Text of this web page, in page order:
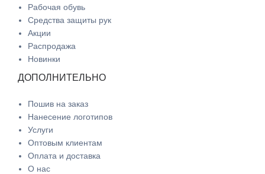
Рабочая обувь
Средства защиты рук
Акции
Распродажа
Новинки
ДОПОЛНИТЕЛЬНО
Пошив на заказ
Нанесение логотипов
Услуги
Оптовым клиентам
Оплата и доставка
О нас